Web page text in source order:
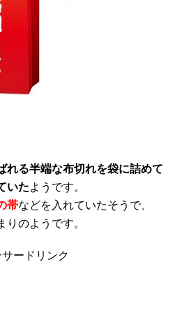
れる半端な布切れを袋に詰めて
いたようです。
帯などを入れていたそうで、
のようです。
サードリンク